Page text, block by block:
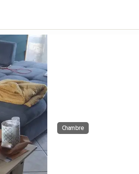
Chambre